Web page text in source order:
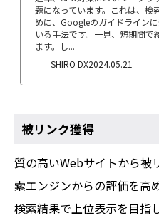
題になっています。これは、検
めに、Googleのガイドライン
いる手法です。一見、短期間で
ます。し...
SHIRO DX2024.05.21
被リンク獲得
質の高いWebサイトから被
索エンジンからの評価を高
検索結果で上位表示を目指